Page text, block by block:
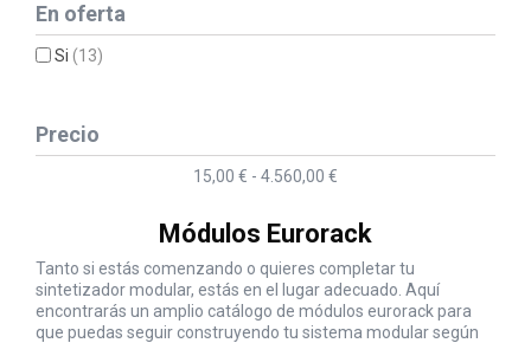
En oferta
Si(13)
Precio
15,00 € - 4.560,00 €
Módulos Eurorack
Tanto si estás comenzando o quieres completar tu
sintetizador modular, estás en el lugar adecuado. Aquí
encontrarás un amplio catálogo de módulos eurorack para
que puedas seguir construyendo tu sistema modular según